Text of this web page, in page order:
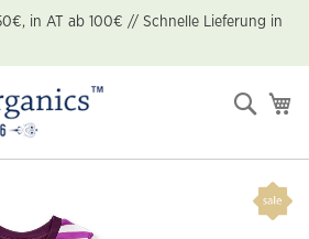
in AT ab 100€ // Schnelle Lieferung in
Suche